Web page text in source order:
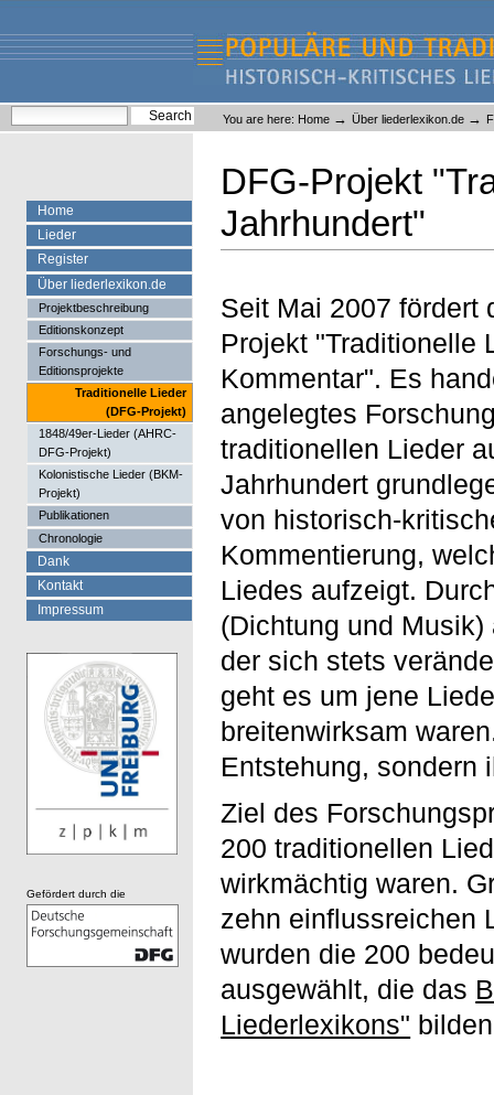
content.
navigation
Liederlexikon
Personal
tools
You are here: Home → Über liederlexikon.de →
DFG-Projekt
Jahrhundert"
Seit Mai 2007 fördert
Projekt "Traditionelle
Kommentar". Es
angelegtes
traditionellen Lieder
Jahrhundert
von historisch-
Kommentierung,
Liedes aufzeigt.
(Dichtung und
der sich stets
geht es um jene
breitenwirksam
Entstehung, sondern
Ziel des
200 traditionellen
wirkmächtig waren.
zehn einflussreichen
wurden die 200
ausgewählt, die das
Liederlexikons"
Home
Lieder
Register
Über liederlexikon.de
Projektbeschreibung
Editionskonzept
Forschungs- und
Editionsprojekte
Traditionelle Lieder
(DFG-Projekt)
1848/49er-Lieder (AHRC-
DFG-Projekt)
Kolonistische Lieder (BKM-
Projekt)
Publikationen
Chronologie
Dank
Kontakt
Impressum
Gefördert durch die